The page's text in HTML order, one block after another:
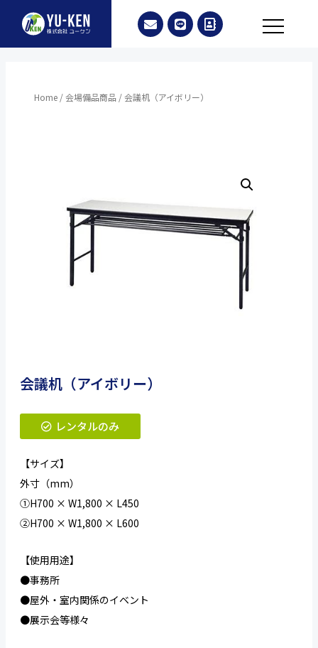
Home/会場備品商品/ 会議机（アイボリー）
会議机（アイボリー）
レンタルのみ
【サイズ】
外寸（mm）
①H700 × W1,800 × L450
②H700 × W1,800 × L600
【使用用途】
●事務所
●屋外・室内関係のイベント
●展示会等様々